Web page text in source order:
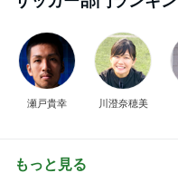
瀬戸貴幸 川澄奈穂美
もっと見る